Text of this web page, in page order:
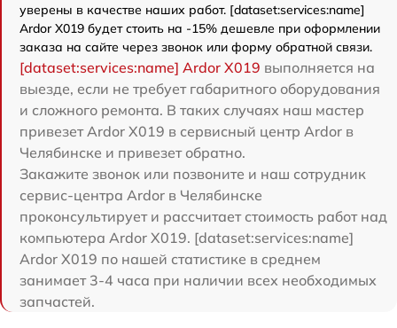
уверены в качестве наших работ. [dataset:services:name]
Ardor X019 будет стоить на -15% дешевле при оформлении
заказа на сайте через звонок или форму обратной связи.
[dataset:services:name] Ardor X019 выполняется на
выезде, если не требует габаритного оборудования
и сложного ремонта. В таких случаях наш мастер
привезет Ardor X019 в сервисный центр Ardor в
Челябинске и привезет обратно.
Закажите звонок или позвоните и наш сотрудник
сервис-центра Ardor в Челябинске
проконсультирует и рассчитает стоимость работ над
компьютера Ardor X019. [dataset:services:name]
Ardor X019 по нашей статистике в среднем
занимает 3-4 часа при наличии всех необходимых
запчастей.